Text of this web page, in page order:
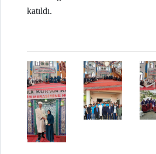
katıldı.